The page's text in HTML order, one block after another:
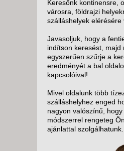
Keresőnk kontinensre,
városra, földrajzi
szálláshelyek elérésére
Javasoljuk, hogy a
indítson keresést, majd
egyszerűen szűrje a
eredményét a bal
kapcsolóival!
Mivel oldalunk több
szálláshelyhez enged
nagyon valószínű,
módszerrel rengeteg
ajánlattal szolgálhatunk.